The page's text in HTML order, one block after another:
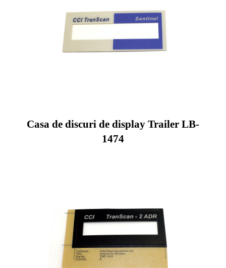
Casa de discuri de display Trailer LB-
1474